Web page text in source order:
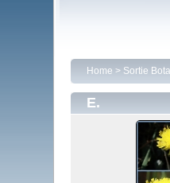
Home > Sortie
E.